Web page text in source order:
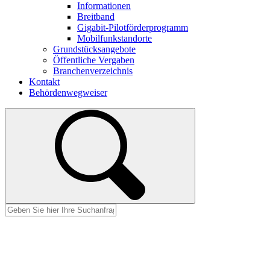
Informationen
Breitband
Gigabit-Pilotförderprogramm
Mobilfunkstandorte
Grundstücksangebote
Öffentliche Vergaben
Branchenverzeichnis
Kontakt
Behördenwegweiser